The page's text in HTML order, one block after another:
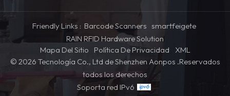
Friendly Links : Barcode Scanners smartfeigete
RAIN RFID Hardware Solution
Mapa Del Sitio
Política De Privacidad
XML
© 2026 Tecnología Co., Ltd de Shenzhen Aonpos .Reservados
todos los derechos
Soporta red IPv6